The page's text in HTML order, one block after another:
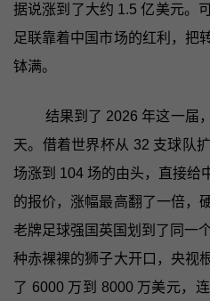
据说涨到了大约 1.5 亿美元。
足联靠着中国市场的红利，把
钵满。
结果到了 2026 年这一届
天。借着世界杯从 32 支球队
场涨到 104 场的由头，直接给
的报价，涨幅最高翻了一倍，
老牌足球强国英国划到了同一
种赤裸裸的狮子大开口，央视
了 6000 万到 8000 万美元，